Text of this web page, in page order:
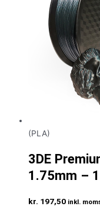
(PLA)
3DE
1.75mm –
kr. 197,50 inkl.